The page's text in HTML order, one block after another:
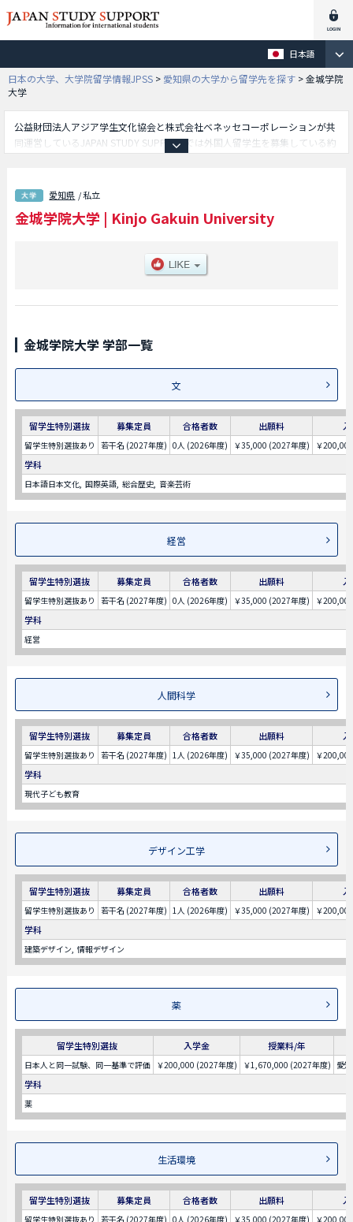
日本語
日本の大学、大学院留学情報JPSS > 愛知県の大学から留学先を探す >金城学院
大学
公益財団法人アジア学生文化協会と株式会社ベネッセコーポレーションが共
同運営しているJAPAN STUDY SUPPORTでは外国人留学生を募集している約
部や人間科学学部やデザイン⼯学学部や薬学部や⽣活環境学部や心理
※2027年4月開設予定学部等、学部別情報や、募集定員や合格者数など入試
情報、施設案内、アクセスなど外国人留学生に必要な情報を掲載しているの
愛知県 / 私立
金城学院大学 | Kinjo Gakuin University
金城学院大学 学部一覧
文
留学生特別選抜 募集定員 合格者数 出願料
留学生特別選抜あり 若干名 (2027年度) 0人 (2026年度) ￥35,000 (2027年度) ￥
学科
日本語日本文化 国際英語 総合歴史 音楽芸術
経営
留学生特別選抜 募集定員 合格者数 出願料
留学生特別選抜あり 若干名 (2027年度) 0人 (2026年度) ￥35,000 (2027年度) ￥
学科
経営
人間科学
留学生特別選抜 募集定員 合格者数 出願料
留学生特別選抜あり 若干名 (2027年度) 1人 (2026年度) ￥35,000 (2027年度) ￥
学科
現代⼦ども教育
デザイン⼯学
留学生特別選抜 募集定員 合格者数 出願料
留学生特別選抜あり 若干名 (2027年度) 1人 (2026年度) ￥35,000 (2027年度) ￥
学科
建築デザイン 情報デザイン
薬
留学生特別選抜 入学金 授業料/年
日本人と同一試験、同一基準で評価 ￥200,000 (2027年度) ￥1,670,000 (2027年度) 愛
学科
薬
⽣活環境
留学生特別選抜 募集定員 合格者数 出願料
留学生特別選抜あり 若干名 (2027年度) 0人 (2026年度) ￥35,000 (2027年度) ￥